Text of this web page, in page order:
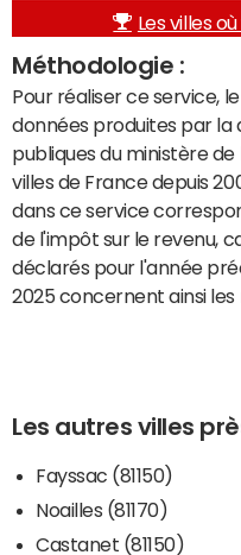
Les villes
Méthodologie :
Pour réaliser ce service,
données produites par la
publiques du ministère
villes de France depuis
dans ce service
de l'impôt sur le revenu,
déclarés pour l'année
2025 concernent ainsi les
Les autres villes
Fayssac (81150)
Noailles (81170)
Castanet (81150)